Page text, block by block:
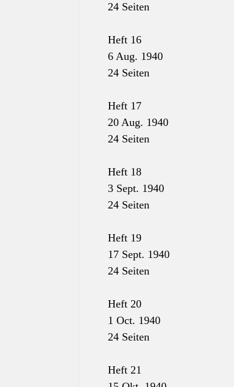
24 Seiten
Heft 16
6 Aug. 1940
24 Seiten
Heft 17
20 Aug. 1940
24 Seiten
Heft 18
3 Sept. 1940
24 Seiten
Heft 19
17 Sept. 1940
24 Seiten
Heft 20
1 Oct. 1940
24 Seiten
Heft 21